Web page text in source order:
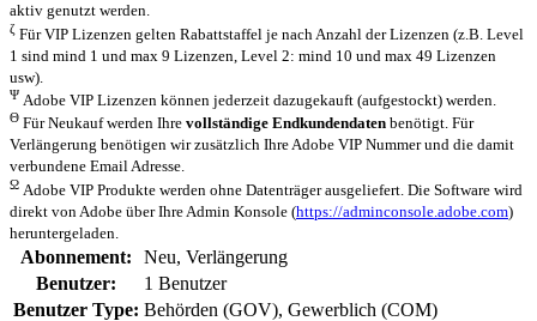
aktiv genutzt werden.
ζ Für VIP Lizenzen gelten Rabattstaffel je nach Anzahl der Lizenzen (z.B. Level
1 sind mind 1 und max 9 Lizenzen, Level 2: mind 10 und max 49 Lizenzen
usw).
Ψ Adobe VIP Lizenzen können jederzeit dazugekauft (aufgestockt) werden.
Θ Für Neukauf werden Ihre vollständige Endkundendaten benötigt. Für
Verlängerung benötigen wir zusätzlich Ihre Adobe VIP Nummer und die damit
verbundene Email Adresse.
Ω Adobe VIP Produkte werden ohne Datenträger ausgeliefert. Die Software wird
direkt von Adobe über Ihre Admin Konsole (https://adminconsole.adobe.com)
heruntergeladen.
Abonnement: Neu, Verlängerung
Benutzer:
1 Benutzer
Benutzer Type: Behörden (GOV), Gewerblich (COM)